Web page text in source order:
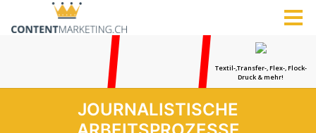
JOURNALISTISCHE